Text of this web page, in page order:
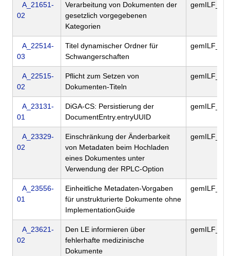
A_21651-
02
Verarbeitung von Dokumenten der
gesetzlich vorgegebenen
Kategorien
A_22514-
03
Titel dynamischer Ordner für
Schwangerschaften
A_22515-
02
Pflicht zum Setzen von
Dokumenten-Titeln
A_23131-
01
DiGA-CS: Persistierung der
DocumentEntry.entryUUID
A_23329-
02
Einschränkung der Änderbarkeit
von Metadaten beim Hochladen
eines Dokumentes unter
Verwendung der RPLC-Option
A_23556-
01
Einheitliche Metadaten-Vorgaben
für unstrukturierte Dokumente ohne
ImplementationGuide
A_23621-
02
Den LE informieren über
fehlerhafte medizinische
Dokumente